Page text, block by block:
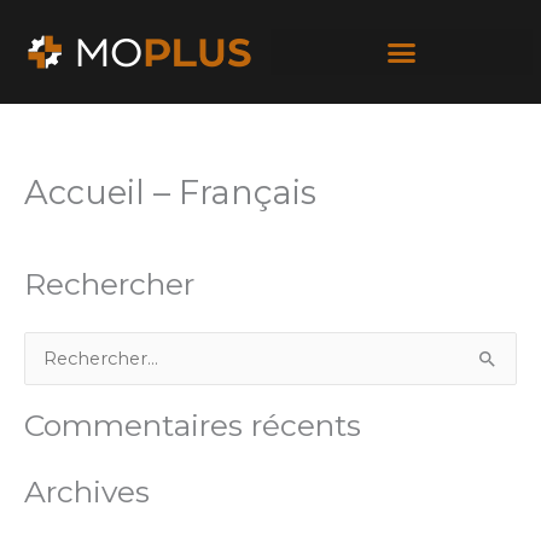
Accueil – Français
Rechercher
c
e
Commentaires récents
Archives